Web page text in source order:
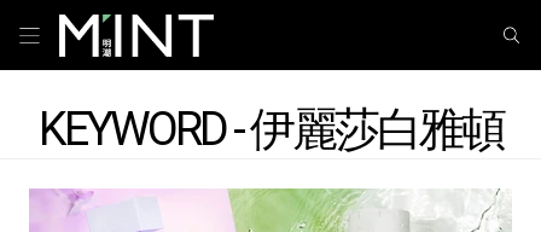
KEYWORD - 伊麗莎白雅頓